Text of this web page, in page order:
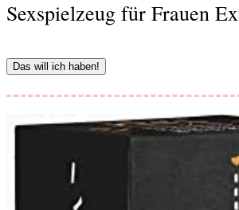
Sexspielzeug für Frauen
Das will ich haben!